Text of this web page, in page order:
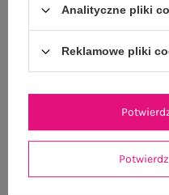
OPIS PRODUKTU
Analityczne pliki
Reklamowe pliki